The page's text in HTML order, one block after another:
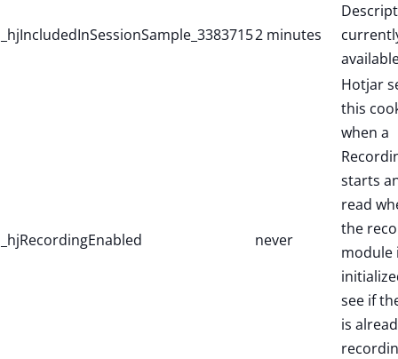
_hjIncludedInSessionSample_33837152 minutes
_hjRecordingEnabled never
Hotjar
this
when a
starts
read
the
module
see if
is